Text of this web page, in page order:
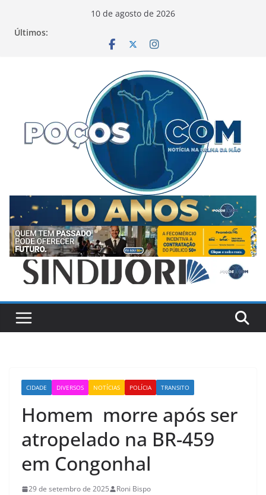
10 de agosto de 2026
Últimos:
CIDADE DIVERSOS NOTÍCIAS POLÍCIA TRANSITO
Homem morre após ser
atropelado na BR-459
em Congonhal
29 de setembro de 2025 Roni Bispo